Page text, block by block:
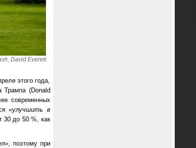
David Everett
этого года,
Трампа (Donald
современных
«улучшить в
30 до 50 %, как
, поэтому при